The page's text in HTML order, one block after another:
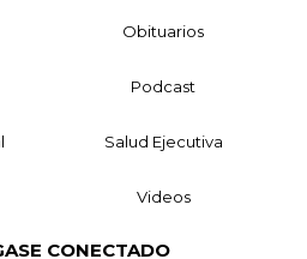
Obituarios
Podcast
Salud Ejecutiva
Videos
CONECTADO